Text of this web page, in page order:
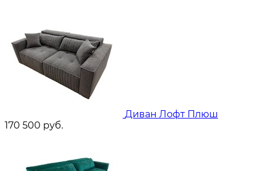
Диван Лофт Плюш
170 500 руб.